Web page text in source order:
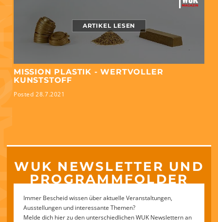
ARTIKEL LESEN
MISSION PLASTIK - WERTVOLLER
KUNSTSTOFF
Posted 28.7.2021
WUK NEWSLETTER UND
PROGRAMMFOLDER
Immer Bescheid wissen über aktuelle Veranstaltungen,
Ausstellungen und interessante Themen?
Melde dich hier zu den unterschiedlichen WUK Newslettern an